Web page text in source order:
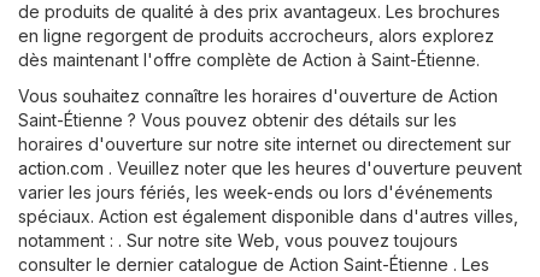
de produits de qualité à des prix avantageux. Les brochures
en ligne regorgent de produits accrocheurs, alors explorez
dès maintenant l'offre complète de Action à Saint-Étienne.
Vous souhaitez connaître les horaires d'ouverture de Action
Saint-Étienne ? Vous pouvez obtenir des détails sur les
horaires d'ouverture sur notre site internet ou directement sur
action.com . Veuillez noter que les heures d'ouverture peuvent
varier les jours fériés, les week-ends ou lors d'événements
spéciaux. Action est également disponible dans d'autres villes,
notamment : . Sur notre site Web, vous pouvez toujours
consulter le dernier catalogue de Action Saint-Étienne . Les